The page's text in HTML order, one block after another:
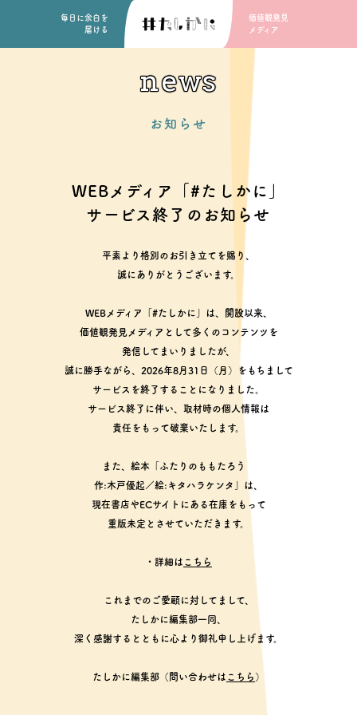
毎日に余白を
届ける
価値観発見
メディア
news
お知らせ
WEBメディア「#たしかに」
サービス終了のお知らせ
平素より格別のお引き立てを賜り、
誠にありがとうございます。
WEBメディア「#たしかに」は、開設以来、
価値観発見メディアとして多くのコンテンツを
発信してまいりましたが、
誠に勝手ながら、2026年8月31日（月）をもちまして
サービスを終了することになりました。
サービス終了に伴い、取材時の個人情報は
責任をもって破棄いたします。
また、絵本「ふたりのももたろう
作:木戸優起／絵:キタハラケンタ」は、
現在書店やECサイトにある在庫をもって
重版未定とさせていただきます。
・詳細は こちら
これまでのご愛顧に対してまして、
たしかに編集部一同、
深く感謝するとともに心より御礼申し上げます。
たしかに編集部（問い合わせは こちら ）